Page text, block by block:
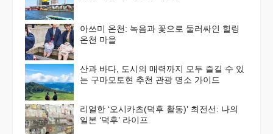
아쓰미 온천: 녹음과 꽃으로 둘러싸인 힐링
온천 마을
산과 바다, 도시의 매력까지 모두 즐길 수 있
는 구마모토현 추천 관광 명소 가이드
리얼한 ‘오시카츠(덕후 활동)’ 최전선: 나의
일본 ‘덕후’ 라이프